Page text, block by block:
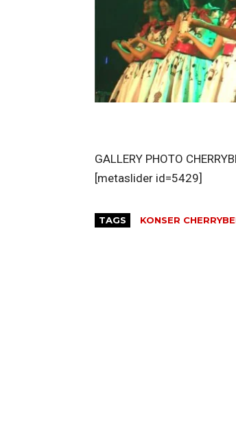
GALLERY PHOTO
[metaslider id=5429]
TAGS KONSER